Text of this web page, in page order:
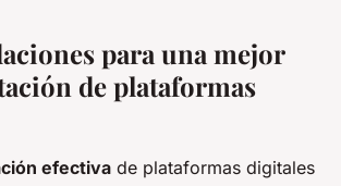
para una mejor
de plataformas
efectiva de plataformas digitales